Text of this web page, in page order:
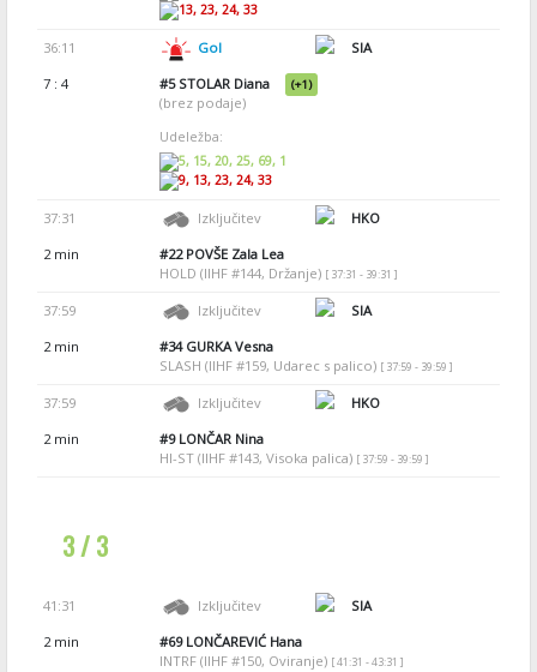
13, 23, 24, 33
36:11 Gol
SIA
7 : 4
#5STOLAR Diana (+1)
(brez podaje)
Udeležba:
5, 15, 20, 25, 69, 1
9, 13, 23, 24, 33
37:31 Izključitev
HKO
2 min
#22POVŠE Zala Lea
HOLD (IIHF #144, Držanje) [ 37:31 - 39:31 ]
37:59 Izključitev
SIA
2 min
#34GURKA Vesna
SLASH (IIHF #159, Udarec s palico) [ 37:59 - 39:59 ]
37:59 Izključitev
HKO
2 min
#9LONČAR Nina
HI-ST (IIHF #143, Visoka palica) [ 37:59 - 39:59 ]
3 / 3
41:31 Izključitev
SIA
2 min
#69LONČAREVIĆ Hana
INTRF (IIHF #150, Oviranje) [ 41:31 - 43:31 ]